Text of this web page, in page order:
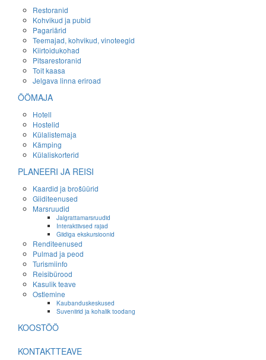
Restoranid
Kohvikud ja pubid
Pagariärid
Teemajad, kohvikud, vinoteegid
Kiirtoidukohad
Pitsarestoranid
Toit kaasa
Jelgava linna eriroad
ÖÖMAJA
Hotell
Hostelid
Külalistemaja
Kämping
Külaliskorterid
PLANEERI JA REISI
Kaardid ja brošüürid
Giiditeenused
Marsruudid
Jalgrattamarsruudid
Interaktiivsed rajad
Giidiga ekskursioonid
Renditeenused
Pulmad ja peod
Turismiinfo
Reisibürood
Kasulik teave
Ostlemine
Kaubanduskeskused
Suveniirid ja kohalik toodang
KOOSTÖÖ
KONTAKTTEAVE